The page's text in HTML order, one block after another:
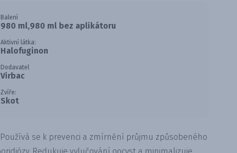
Balení
980 ml,980 ml bez aplikátoru
Aktivní látka:
Halofuginon
Dodavatel
Virbac
Zvíře:
Skot
se k prevenci a zmírnění průjmu způsobeného